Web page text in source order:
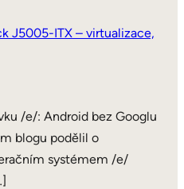
J5005-ITX – virtualizace,
/e/: Android bez Googlu
blogu podělil o
systémem /e/